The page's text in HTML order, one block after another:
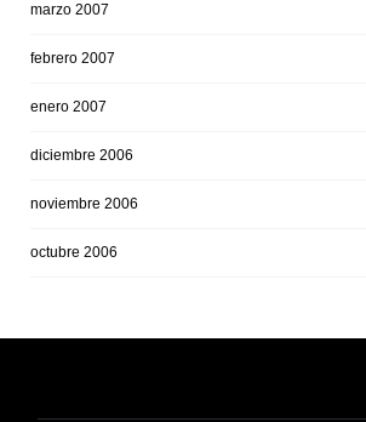
marzo 2007
febrero 2007
enero 2007
diciembre 2006
noviembre 2006
octubre 2006